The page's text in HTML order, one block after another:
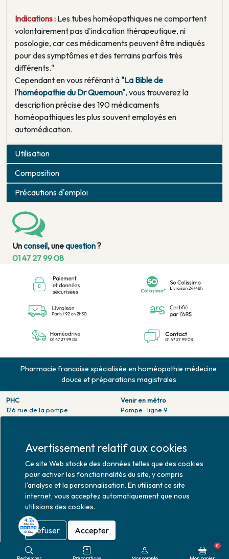
Indications : Les tubes homéopathiques ne comportent
volontairement pas d'indication thérapeutique, ni
posologie, car ces médicaments peuvent être indiqués
pour des symptômes et des terrains parfois très
différents."
Cependant en vous référant à "La Bible de
l'homéopathie du Dr Quemoun", vous trouverez la
description précise des 190 médicaments
homéopathiques les plus souvent employés en
automédication.
Utilisation
Composition
Précautions d'emploi
Unconseil, unequestion?
01 47 27 99 08
Pharmacie francaise spécialisée en homéopathie médecine
douce et préparations magistrales
PHC
126 rue de la pompe
Lundi : 10h30 - 20h00
Mardi au vendredi : 9h00 -
20h00
Samedi : 9h30 - 20h00
Venir en métro
Pompe : ligne 9.
Venir en bus
Jean Monet : ligne 52.
Mise à jour le 08/08/2026 © 2026 0
Avertissement relatif aux cookies
Ce site Web stocke des données telles que des cookies
pour activer les fonctionnalités du site, y compris
l'analyse et la personnalisation. En utilisant ce site
internet, vous acceptez automatiquement que nous
utilisions des cookies.
Refuser Accepter